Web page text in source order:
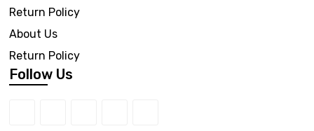
Return Policy
About Us
Return Policy
Follow Us